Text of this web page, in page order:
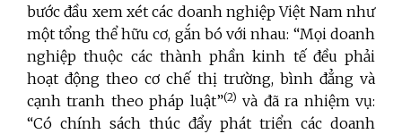
bước đầu xem xét các doanh nghiệp Việt Nam như
một tổng thể hữu cơ, gắn bó với nhau: “Mọi doanh
nghiệp thuộc các thành phần kinh tế đều phải
hoạt động theo cơ chế thị trường, bình đẳng và
cạnh tranh theo pháp luật”(2) và đã ra nhiệm vụ:
“Có chính sách thúc đẩy phát triển các doanh